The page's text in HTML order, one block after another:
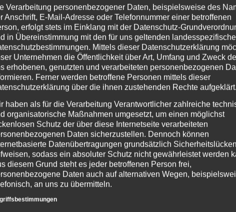
System wird eine Reihe von
Protokoll-Adresse (IP-Adresse), die
System auf unsere
zugreifendes System auf unserer
die Internetseite und sonstige ähnliche
informationstechnologischen Systeme
beruht auf Art. 6 Abs.1lit. f DSGVO mit
um die Auslieferung der Website an
für die Dauer der Sitzung gespeichert
Zudem dienen uns die Daten
Systeme. Auch hier
f DSGVO zugrunde. Die Daten werden
erforderlich sind. Im Falle der Erfassung der
beendet ist. Die Erfassung der Daten zur
Betrieb der Internetseite erforderlich. Eine
Anhaltspunkte der berechtigte
Webseite erfolgt. Unser berechtigtes
Verfolgung solcher Angriffe und
Verarbeitung personenbezogener Daten, beispielsweise des
Anschrift, E-Mail-Adresse oder Telefonnummer einer betroffenen
erfolgt stets im Einklang mit der Datenschutz-
in Übereinstimmung mit den für uns geltenden
Mittels dieser Datenschutzerklärung
Unternehmen die Öffentlichkeit über Art, Umfang und Zweck
erhobenen, genutzten und verarbeiteten personenbezogenen
Ferner werden betroffene Personen mittels dieser
über die ihnen zustehenden Rechte
haben als für die Verarbeitung Verantwortlicher zahlreiche
organisatorische Maßnahmen umgesetzt, um einen möglichst
Schutz der über diese Internetseite verarbeiteten
Daten sicherzustellen. Dennoch können
Datenübertragungen grundsätzlich Sicherheitslücken
sodass ein absoluter Schutz nicht gewährleistet werden
diesem Grund steht es jeder betroffenen Person frei,
Daten auch auf alternativen Wegen,
an uns zu übermitteln.